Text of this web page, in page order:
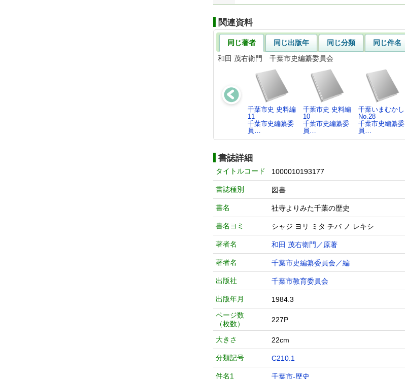
関連資料
同じ著者 同じ出版年 同じ分類
同じ件名
和田 茂右衛門 千葉市史編纂委員会
千葉市史 史料編
11
千葉市史編纂委
員…
千葉市史 史料編
10
千葉市史編纂委
員…
千葉いまむかし
No.28
千葉市史編纂委
員…
書誌詳細
タイトルコード 1000010193177
書誌種別 図書
書名 社寺よりみた千葉の歴史
書名ヨミ シャジ ヨリ ミタ チバ ノ レキシ
著者名 和田 茂右衛門／原著
著者名 千葉市史編纂委員会／編
出版社 千葉市教育委員会
出版年月
1984.3
ページ数
（枚数）
227P
大きさ 22cm
分類記号 C210.1
件名1 千葉市-歴史